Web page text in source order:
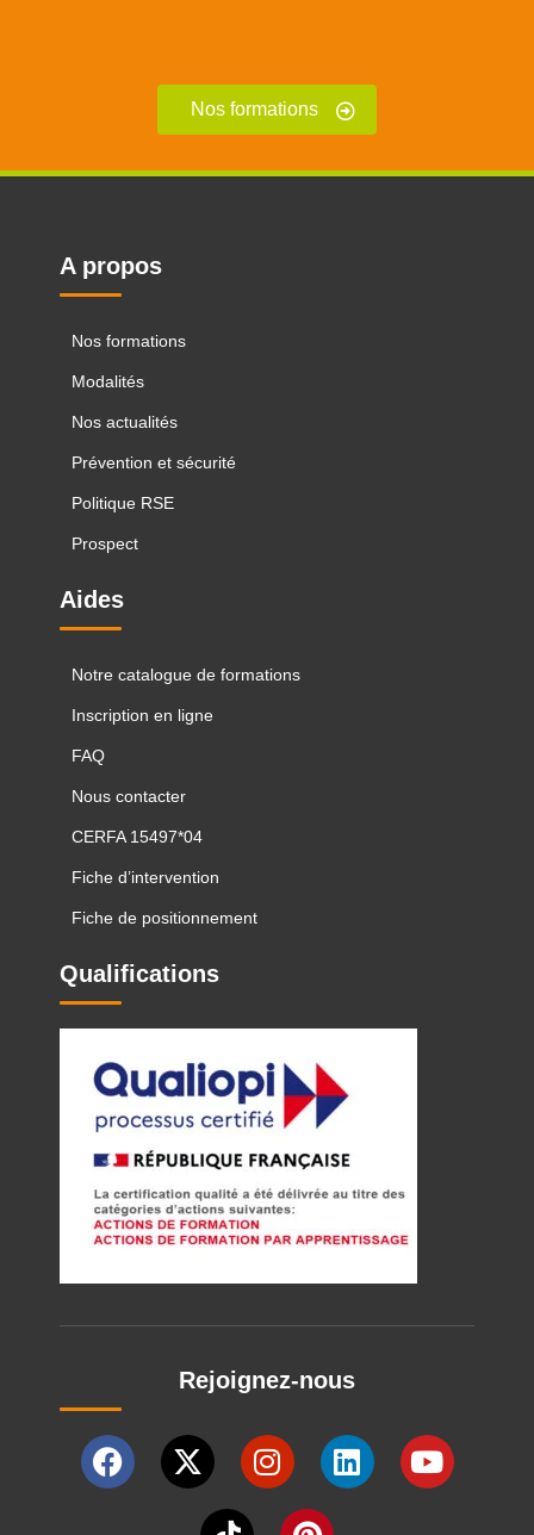
Nos formations
A propos
Nos formations
Modalités
Nos actualités
Prévention et sécurité
Politique RSE
Prospect
Aides
Notre catalogue de formations
Inscription en ligne
FAQ
Nous contacter
CERFA 15497*04
Fiche d’intervention
Fiche de positionnement
Qualifications
Rejoignez-nous